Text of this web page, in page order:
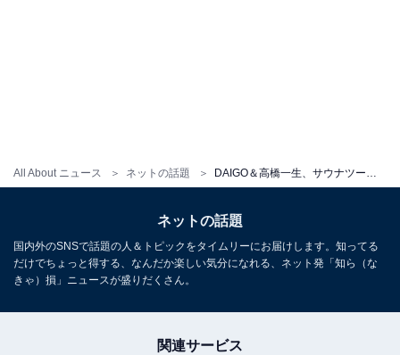
All About ニュース ネットの話題
ネットの話題
国内外のSNSで話題の人＆トピックをタイムリーにお届けします。知ってる
だけでちょっと得する、なんだか楽しい気分になれる、ネット発「知ら（な
きゃ）損」ニュースが盛りだくさん。
関連サービス